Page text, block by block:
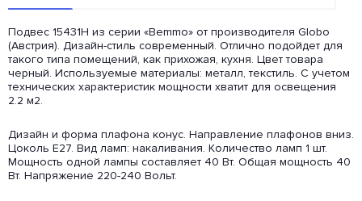
Подвес 15431H из серии «Bemmo» от производителя Globo
(Австрия). Дизайн-стиль современный. Отлично подойдет для
такого типа помещений, как прихожая, кухня. Цвет товара
черный. Используемые материалы: металл, текстиль. С учетом
технических характеристик мощности хватит для освещения
2.2 м2.
Дизайн и форма плафона конус. Направление плафонов вниз.
Цоколь E27. Вид ламп: накаливания. Количество ламп 1 шт.
Мощность одной лампы составляет 40 Вт. Общая мощность 40
Вт. Напряжение 220-240 Вольт.